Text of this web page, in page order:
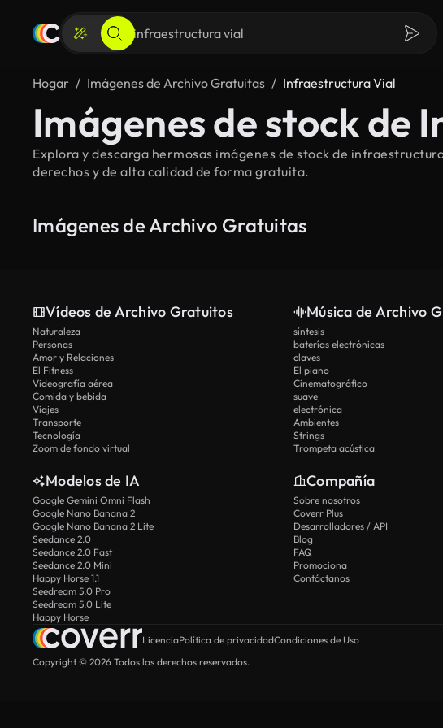
Hogar Imágenes de Archivo Gratuitas Infraestructura Vial
Imágenes de stock
Explora y descarga hermosas imágenes de stock de
derechos y de alta calidad de forma gratuita.
Imágenes de Archivo Gratuitas
Vídeos de Archivo Gratuitos
Naturaleza
Personas
Amor y Relaciones
El Fitness
Videografía aérea
Comida y bebida
Viajes
Transporte
Tecnología
Zoom de fondo virtual
Música de Archivo
síntesis
baterías electrónicas
claves
El piano
Cinematográfico
suave
electrónica
Ambientes
Strings
Trompeta acústica
Modelos de IA
Google Gemini Omni Flash
Google Nano Banana 2
Google Nano Banana 2 Lite
Seedance 2.0
Seedance 2.0 Fast
Seedance 2.0 Mini
Happy Horse 1.1
Seedream 5.0 Pro
Seedream 5.0 Lite
Happy Horse
Compañía
Sobre nosotros
Coverr Plus
Desarrolladores / API
Blog
FAQ
Promociona
Contáctanos
LicenciaPolítica de privacidadCondiciones de Uso
Copyright © 2026 Todos los derechos reservados.